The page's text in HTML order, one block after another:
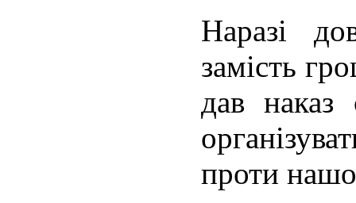
Наразі
замість
дав наказ
проти